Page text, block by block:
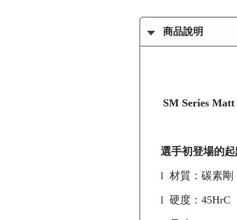
商品說明
SM Series Matt
選手初登場的
l 材質：碳素剛
l 硬度：45HrC